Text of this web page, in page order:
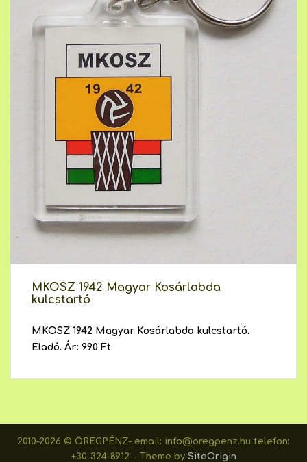
MKOSZ 1942 Magyar Kosárlabda
kulcstartó
MKOSZ 1942 Magyar Kosárlabda kulcstartó.
Eladó. Ár: 990 Ft
2010-2026 © ÖREGPÉNZ- email: info@oregpenz.hu telefon:
+30-324-8912
Theme by SiteOrigin